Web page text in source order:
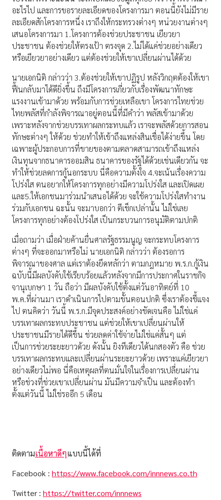
อะไรไป และการขอรายละเอียดของโครงการมา ตอนนี้ยังไม่มีราย
ละเอียดสักโครงการหนึ่ง เราถึงให้กระทรวงต่างๆ หน่วยงานต่างๆ
เสนอโครงการมา 1.โครงการต้องช่วยประชาชน เยียวยา
ประชาชน ต้องช่วยให้ตรงเป้า ตรงจุด 2.ไม่ได้แค่ช่วยอย่างเดียว
หรือเยียวยาอย่างเดียว แต่ต้องช่วยให้เขาเปลี่ยนผ่านได้ด้วย
นายเอกนิติ กล่าวว่า 3.ต้องช่วยให้เขาปฏิรูป หลังวิกฤตต้องให้เขา
ฟื้นกลับมาได้ดียิ่งขึ้น ถึงมีโครงการเกี่ยวกับเรื่องพัฒนาทักษะ
แรงงานเข้ามาด้วย พร้อมกับการช่วยเหลือเขา โครงการไทยช่วย
ไทยพลัสที่กำลังพิจารณาอยู่ตอนนี้ที่มีคำว่า พลัสเข้ามาด้วย
เพราะหลังจากช่วยบรรเทาผลกระทบแล้ว เราจะพลัสด้วยการสอน
ทักษะต่างๆ ให้ด้วย ช่วยทำให้เข้าถึงแหล่งสินเชื่อได้ง่ายขึ้น โดย
เฉพาะผู้ประกอบการที่ขายของตามตลาดสามารถเข้าถึงแหล่ง
เงินทุนจากธนาคารออมสิน ธนาคารของรัฐได้ด้วยเช่นเดียวกัน จะ
ทำให้ช่วยลดการกู้นอกระบบ นี่คือความตั้งใจ 4.จะเน้นเรื่องความ
โปร่งใส ตนอยากให้โครงการทุกอย่างมีความโปร่งใส และเปิดเผย
และ5.ให้เอกชนมาร่วมนำเสนอได้ด้วย จะใช้ความโปร่งใสทำงาน
ร่วมกับเอกชน ฉะนั้น จะมาบอกว่า ตีเช็กเปล่านั้น ไม่ใช่เลย
โครงการทุกอย่างต้องโปร่งใส เป็นกระบวนการอนุมัติตามปกติ
เมื่อถามว่า เมื่อฝ่ายค้านยื่นศาลรัฐธรรมนูญ จะกระทบโครงการ
ต่างๆ ที่จะออกมาหรือไม่ นายเอกนิติ กล่าวว่า ต้องรอการ
พิจารณาของศาล แต่เราต้องยึดหลักว่า ตามกฎหมาย พ.ร.ก.กู้เงิน
ฉบับนี้มีผลบังคับใช้เรียบร้อยแล้วหลังจากมีการประกาศในราชกิจ
จานุเบกษา 1 วัน ถือว่า มีผลบังคับใช้ตั้งแต่วันอาทิตย์ที่ 10
พ.ค.ที่ผ่านมา เราดำเนินการไปตามขั้นตอนปกติ ซึ่งเราต้องชี้แจง
ไป ตนคิดว่า วันนี้ พ.ร.ก.มีจุดประสงค์อย่างชัดเจนคือ ไม่ใช่แค่
บรรเทาผลกระทบประชาชน แต่ช่วยให้เขาเปลี่ยนผ่านให้
ประชาชนมีรายได้ดีขึ้น ช่วยลดค่าใช้จ่ายไม่ใช่แค่สั้นๆ แต่
เป็นการช่วยระยะยาวด้วย ดังนั้น ยิงทีเดียวได้นกสองตัว คือ ช่วย
บรรเทาผลกระทบและเปลี่ยนผ่านระยะยาวด้วย เพราะแค่เยียวยา
อย่างเดียวไม่พอ นี่คือเหตุผลที่ตนมั่นใจในเรื่องการเปลี่ยนผ่าน
หรือช่วงที่ช่วยเขาเปลี่ยนผ่าน มันมีความจำเป็น และต้องทำ
ตั้งแต่วันนี้ ไม่ใช่รออีก 5 เดือน
ติดตามเนื้อหาดีๆแบบนี้ได้ที่
Facebook : https://www.facebook.com/innnews.co.th
Twitter : https://twitter.com/innnews